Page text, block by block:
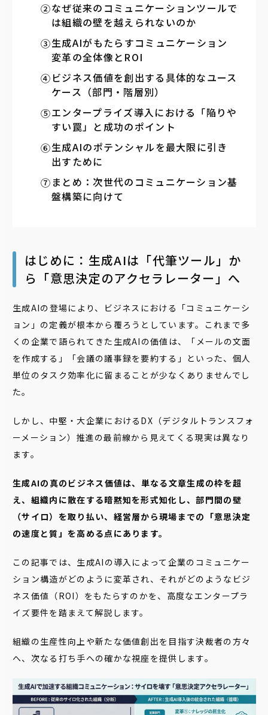
なぜ従来のコミュニケーションツールで
は組織の壁を越えられないのか
生成AIがもたらすコミュニケーション
変革の全体像とROI
ビジネス価値を創出する具体的なユース
ケース（部門・階層別）
エンタープライズ導入における「陥りや
すい罠」と成功のポイント
生成AIのポテンシャルを最大限に引き
出すために
まとめ：次世代のコミュニケーション基
盤構築に向けて
はじめに：生成AIは「代筆ツール」か
ら「意思決定のアクセラレーター」へ
生成AIの登場により、ビジネスにおける「コミュニケーシ
ョン」の定義が根本から覆ろうとしています。これまで多
くの企業で語られてきた生成AIの価値は、「メールの文面
を作成する」「会議の議事録を要約する」といった、個人
単位のタスク効率化に留まることが少なくありませんでし
た。
しかし、中堅・大企業におけるDX（デジタルトランスフォ
ーメーション）推進の最前線から見えてくる現実は異なり
ます。
生成AIの真のビジネス価値は、単なる文章生成の枠を超
え、組織内に散在する暗黙知を形式知化し、部門間の壁
（サイロ）を取り払い、経営層から現場までの「意思決定
の速度と質」を高める点にあります。
この記事では、生成AIの導入によって企業のコミュニケー
ション構造がどのように変革され、それがどのようなビジ
ネス価値（ROI）をもたらすのかを、高度なエンタープラ
イズ要件を踏まえて解説します。
組織の生産性向上や新たな価値創出を目指す決裁者の方々
へ、次なる打ち手への確かな視座を提供します。